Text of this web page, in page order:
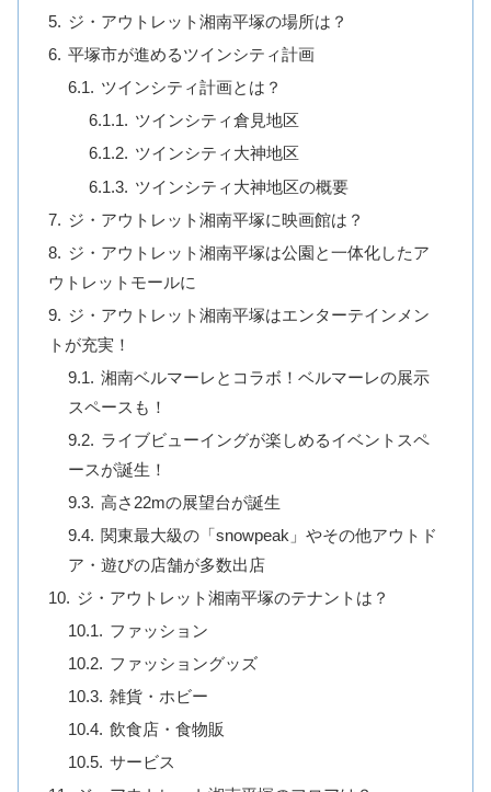
ジ・アウトレット湘南平塚の場所は？
平塚市が進めるツインシティ計画
ツインシティ計画とは？
ツインシティ倉見地区
ツインシティ大神地区
ツインシティ大神地区の概要
ジ・アウトレット湘南平塚に映画館は？
ジ・アウトレット湘南平塚は公園と一体化したア
ウトレットモールに
ジ・アウトレット湘南平塚はエンターテインメン
トが充実！
湘南ベルマーレとコラボ！ベルマーレの展示
スペースも！
ライブビューイングが楽しめるイベントスペ
ースが誕生！
高さ22mの展望台が誕生
関東最大級の「snowpeak」やその他アウトド
ア・遊びの店舗が多数出店
ジ・アウトレット湘南平塚のテナントは？
ファッション
ファッショングッズ
雑貨・ホビー
飲食店・食物販
サービス